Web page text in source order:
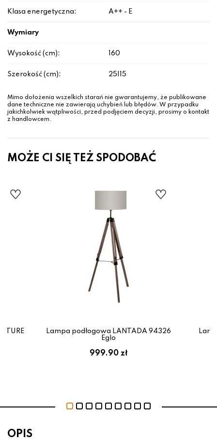
Klasa energetyczna: A++ - E
Wymiary
Wysokość (cm): 160
Szerokość (cm): 25|15
Mimo dołożenia wszelkich starań nie gwarantujemy, że publikowane
dane techniczne nie zawierają uchybień lub błędów. W przypadku
jakichkolwiek wątpliwości, przed podjęciem decyzji, prosimy o kontakt
z handlowcem.
MOŻE CI SIĘ TEŻ SPODOBAĆ
Lampa podłogowa LANTADA 94326
Eglo
999.90 zł
OPIS